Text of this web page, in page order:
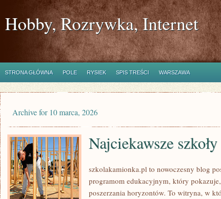
Hobby, Rozrywka, Internet
STRONA GŁÓWNA POLE RYSIEK SPIS TREŚCI WARSZAWA
Archive for 10 marca, 2026
Najciekawsze
szkolakamionka.pl to nowoczesny blog
programom edukacyjnym, który
poszerzania horyzontów. To witryna, w